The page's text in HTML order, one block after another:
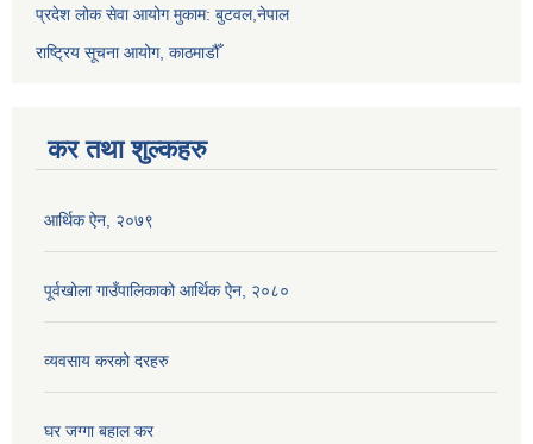
प्रदेश लोक सेवा आयोग मुकाम: बुटवल,नेपाल
राष्ट्रिय सूचना आयोग, काठमाडौँ
कर तथा शुल्कहरु
आर्थिक ऐन, २०७९
पूर्वखोला गाउँपालिकाको आर्थिक ऐन, २०८०
व्यवसाय करको दरहरु
घर जग्गा बहाल कर